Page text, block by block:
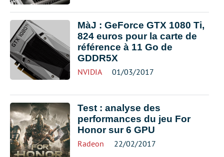
MàJ : GeForce GTX 1080 Ti,
824 euros pour la carte de
référence à 11 Go de
GDDR5X
NVIDIA 01/03/2017
Test : analyse des
performances du jeu For
Honor sur 6 GPU
Radeon 22/02/2017